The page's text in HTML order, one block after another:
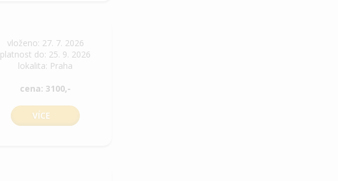
vloženo: 27. 7. 2026
platnost do: 25. 9. 2026
lokalita: Praha
cena: 3100,-
VÍCE